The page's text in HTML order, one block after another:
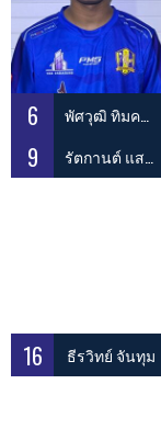
6 พัศวุฒิ ทิมคล้าย
9 รัตกานต์ แสงอ่วม
16 ธีรวิทย์ จันทุม